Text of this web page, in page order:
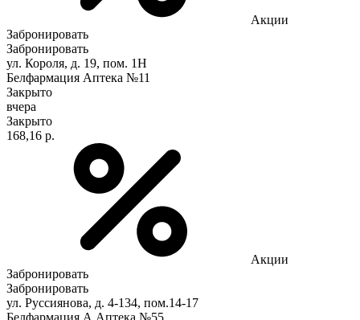
Акции
Забронировать
Забронировать
ул. Короля, д. 19, пом. 1Н
Белфармация Аптека №11
Закрыто
вчера
Закрыто
168,16 р.
Акции
Забронировать
Забронировать
ул. Руссиянова, д. 4-134, пом.14-17
Белфармация А Аптека №55